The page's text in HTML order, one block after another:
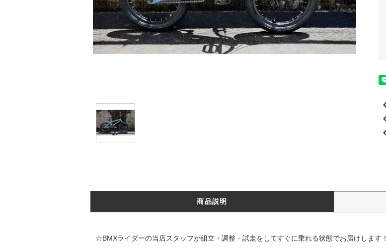
商品説明
☆BMXライダーの当店スタッフが組立・調整・試走をしてすぐに乗れる状態でお届けします！